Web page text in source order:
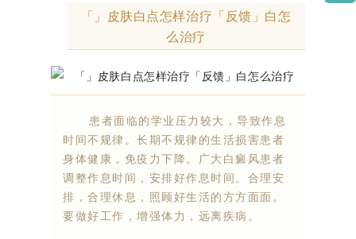
「」皮肤白点怎样治疗「反馈」白怎
么治疗
患者面临的学业压力较大，导致作息
时间不规律。长期不规律的生活损害患者
身体健康，免疫力下降。广大白癜风患者
调整作息时间，安排好作息时间。合理安
排，合理休息，照顾好生活的方方面面。
要做好工作，增强体力，远离疾病。